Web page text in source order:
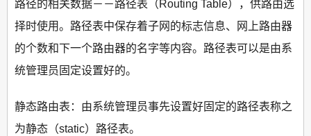
路径的相关数据－－路径表（Routing Table），供路由选
择时使用。路径表中保存着子网的标志信息、网上路由器
的个数和下一个路由器的名字等内容。路径表可以是由系
统管理员固定设置好的。
静态路由表：由系统管理员事先设置好固定的路径表称之
为静态（static）路径表。